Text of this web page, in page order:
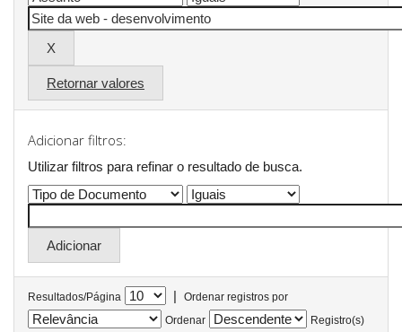
Retornar valores
Adicionar filtros:
Utilizar filtros para refinar o resultado de busca.
Resultados/Página |
Ordenar registros por
Ordenar
Registro(s)